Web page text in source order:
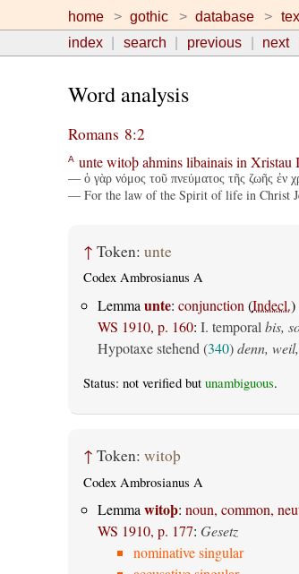
home gothic database
index
search previous next
Word analysis
Romans 8:2
A unte witoþ ahmins libainais in Xristau
— ὁ γὰρ νόμος τοῦ πνεύματος τῆς ζωῆς ἐν
— For the law of the Spirit of life in Christ
↑ Token: unte
Codex Ambrosianus A
Lemma unte: conjunction (Indecl.)
WS 1910, p. 160: I. temporal bis,
Hypotaxe stehend (340)denn,
Status: not verified but unambiguous.
↑ Token: witoþ
Codex Ambrosianus A
Lemma witoþ: noun, common,
WS 1910, p. 177: Gesetz
nominative singular